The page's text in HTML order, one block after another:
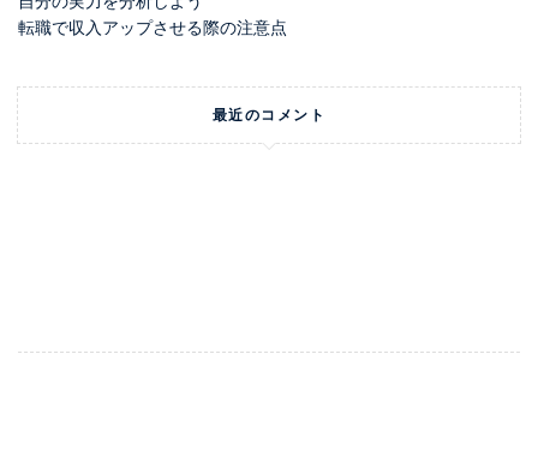
転職で収入アップさせる際の注意点
最近のコメント